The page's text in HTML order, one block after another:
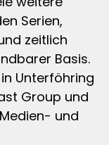
Serien,
zeitlich
Basis.
Unterföhring
Group und
und